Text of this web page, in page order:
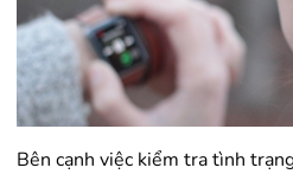
Bên cạnh việc kiểm tra tình